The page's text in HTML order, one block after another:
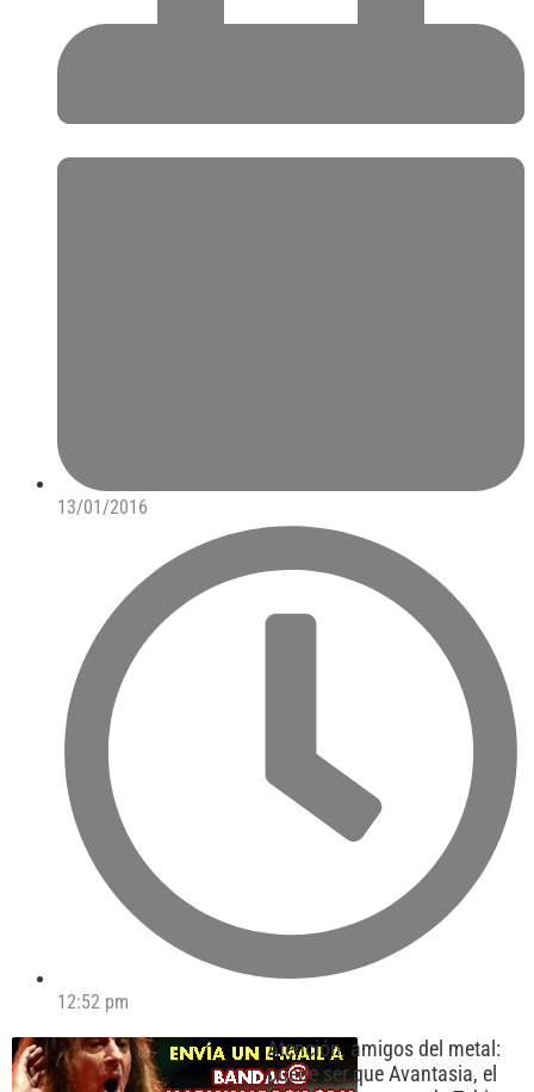
13/01/2016
12:52 pm
Atención, amigos del metal:
puede ser que Avantasia, el